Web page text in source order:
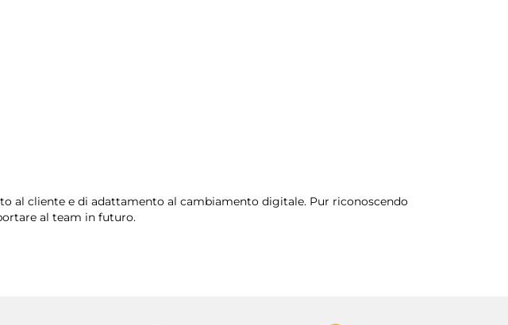
al cliente e di adattamento al cambiamento digitale. Pur riconoscendo
al team in futuro.